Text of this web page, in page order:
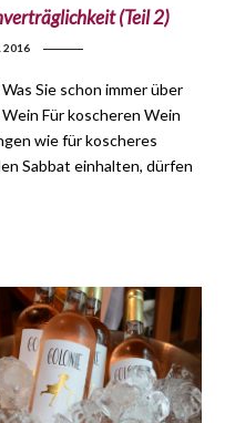
(Teil 2)
2016
Sie schon immer über
Für koscheren Wein
wie für koscheres
Sabbat einhalten, dürfen